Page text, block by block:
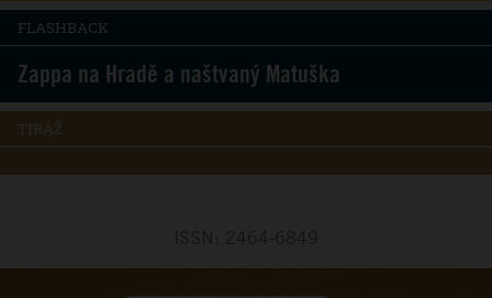
FLASHBACK
Zappa na Hradě a naštvaný Matuška
TIRÁŽ